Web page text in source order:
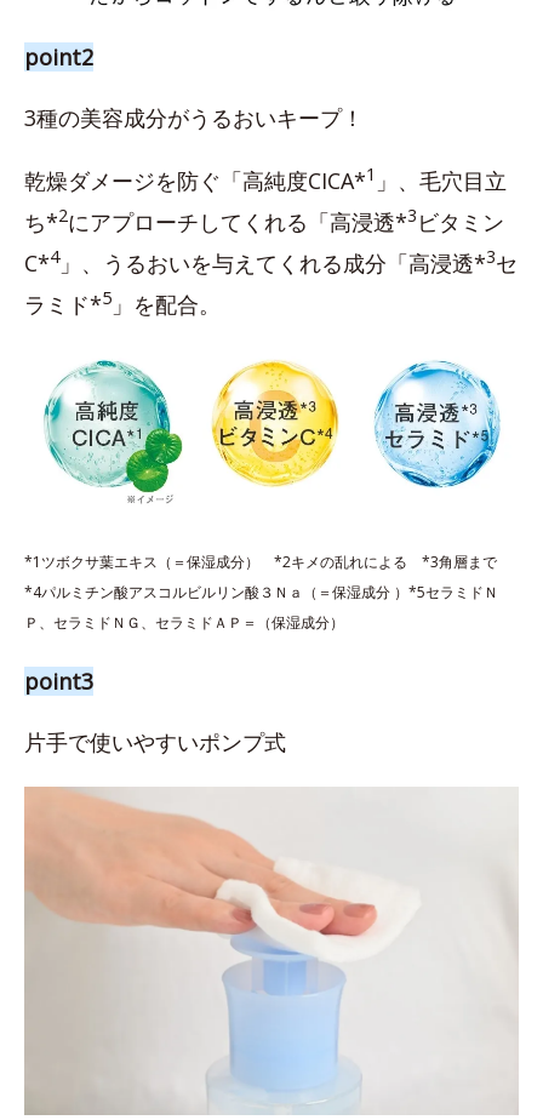
point2
3種の美容成分がうるおいキープ！
乾燥ダメージを防ぐ「高純度CICA*1 」、毛穴目立
ち*2にアプローチしてくれる「高浸透*3 ビタミン
C*4」、うるおいを与えてくれる成分「高浸透*3セ
ラミド*5 」を配合。
*1ツボクサ葉エキス（＝保湿成分） *2キメの乱れによる *3角層まで
*4パルミチン酸アスコルビルリン酸３Ｎａ（＝保湿成分 ）*5セラミドＮ
Ｐ、セラミドＮＧ、セラミドＡＰ＝（保湿成分）
point3
片手で使いやすいポンプ式